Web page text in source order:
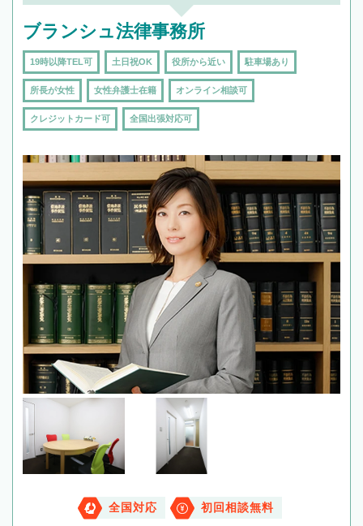
ブランシュ法律事務所
19時以降TEL可 土日祝OK 役所から近い 駐車場あり
所長が女性 女性弁護士在籍 オンライン相談可
クレジットカード可 全国出張対応可
全国対応 初回相談無料